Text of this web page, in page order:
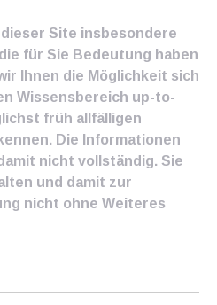
Site insbesondere
für Sie Bedeutung haben
Ihnen die Möglichkeit sich
Wissensbereich up-to-
früh allfälligen
Die Informationen
nicht vollständig. Sie
und damit zur
nicht ohne Weiteres